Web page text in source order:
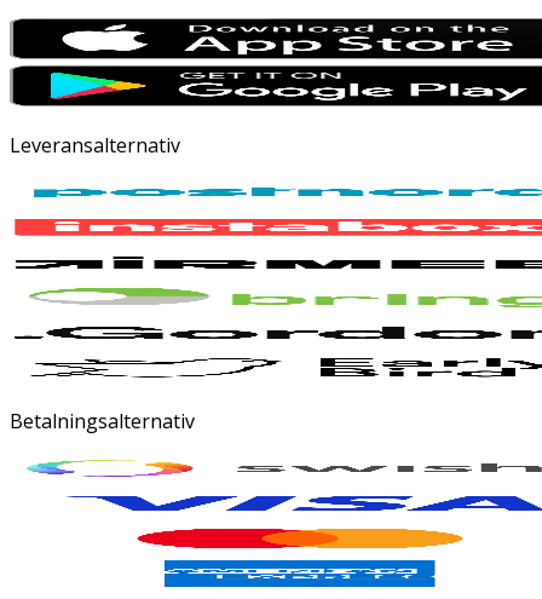
Leveransalternativ
Betalningsalternativ